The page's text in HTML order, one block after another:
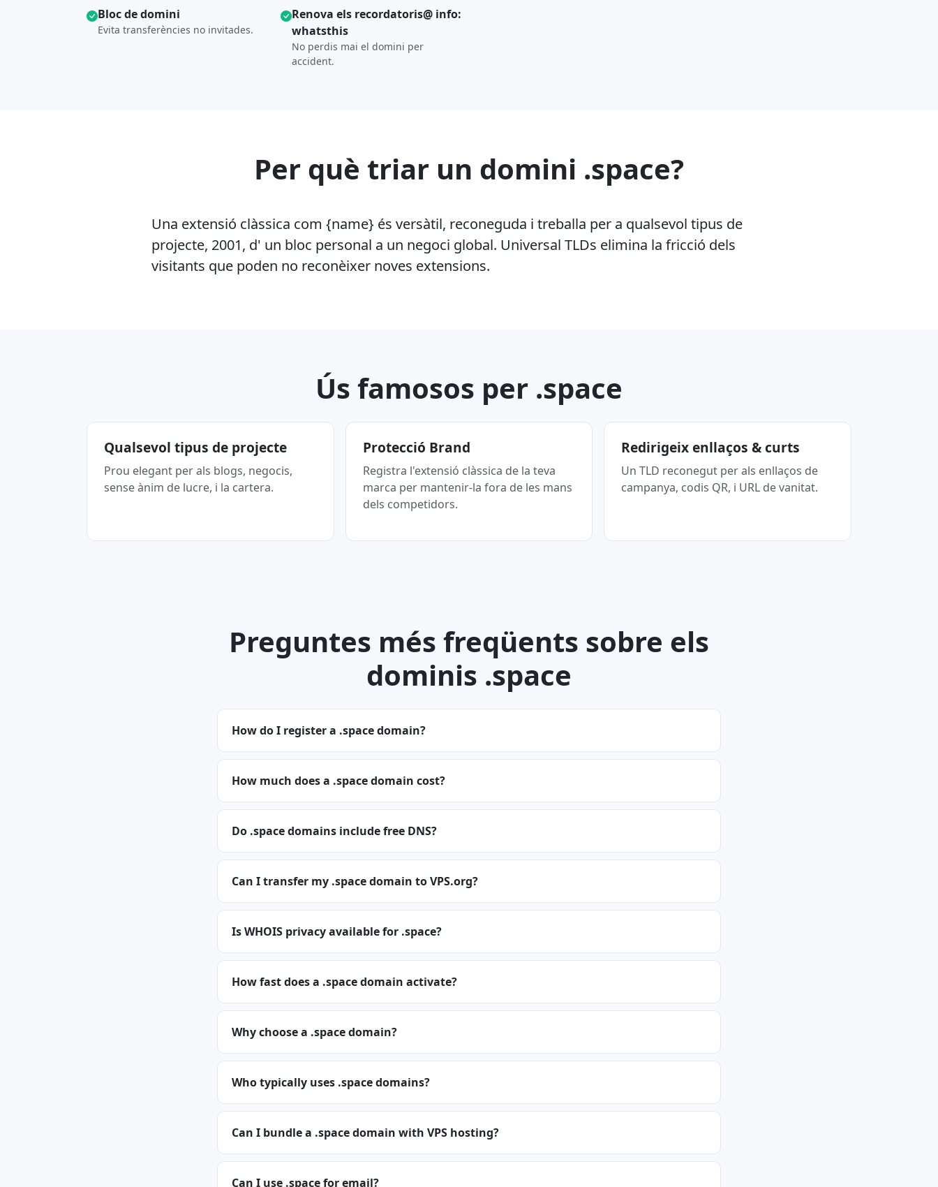
Bloc de domini
Evita transferències no invitades.
Renova els recordatoris@ info:
whatsthis
No perdis mai el domini per
accident.
Per què triar un domini .space?
Una extensió clàssica com {name} és versàtil, reconeguda i treballa per a qualsevol tipus de
projecte, 2001, d' un bloc personal a un negoci global. Universal TLDs elimina la fricció dels
visitants que poden no reconèixer noves extensions.
Ús famosos per .space
Qualsevol tipus de projecte
Prou elegant per als blogs, negocis,
sense ànim de lucre, i la cartera.
Protecció Brand
Registra l'extensió clàssica de la teva
marca per mantenir-la fora de les mans
dels competidors.
Redirigeix enllaços & curts
Un TLD reconegut per als enllaços de
campanya, codis QR, i URL de vanitat.
Preguntes més freqüents sobre els
dominis .space
How do I register a .space domain?
How much does a .space domain cost?
Do .space domains include free DNS?
Can I transfer my .space domain to VPS.org?
Is WHOIS privacy available for .space?
How fast does a .space domain activate?
Why choose a .space domain?
Who typically uses .space domains?
Can I bundle a .space domain with VPS hosting?
Can I use .space for email?